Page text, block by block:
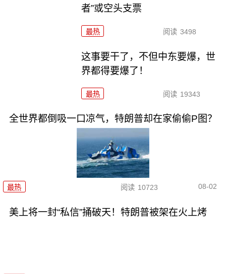
者”或空头支票
最热 阅读 3498
这事要干了，不但中东要爆，世
界都得要爆了！
最热 阅读 19343
全世界都倒吸一口凉气，特朗普却在家偷偷P图？
最热 阅读 10723 08-02
美上将一封“私信”捅破天！特朗普被架在火上烤